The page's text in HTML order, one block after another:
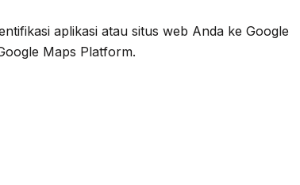
aplikasi atau situs web Anda ke Google
Maps Platform.